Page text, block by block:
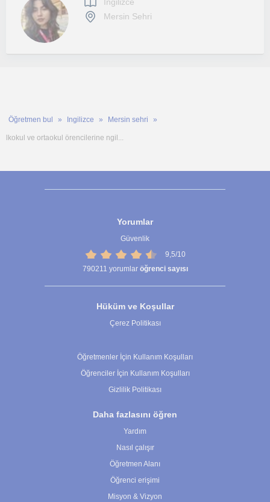
Ingilizce
Mersin Sehri
Öğretmen bul Ingilizce Mersin sehri
lkokul ve ortaokul örencilerine ngil...
Yorumlar
Güvenlik
9,5/10
790211 yorumlar öğrenci sayısı
Hüküm ve Koşullar
Çerez Politikası
Öğretmenler İçin Kullanım Koşulları
Öğrenciler İçin Kullanım Koşulları
Gizlilik Politikası
Daha fazlasını öğren
Yardım
Nasıl çalışır
Öğretmen Alanı
Öğrenci erişimi
Misyon & Vizyon